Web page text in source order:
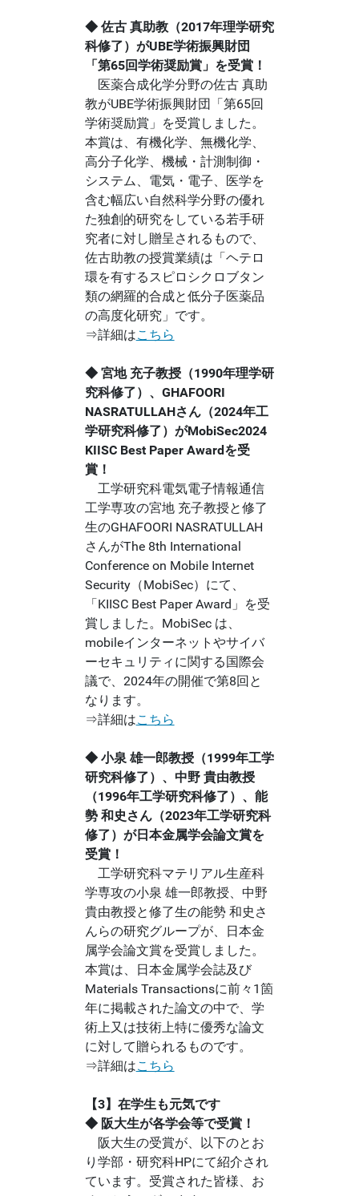
◆ 佐古 真助教（2017年理学研究
科修了）がUBE学術振興財団
「第65回学術奨励賞」を受賞！
医薬合成化学分野の佐古 真助
教がUBE学術振興財団「第65回
学術奨励賞」を受賞しました。
本賞は、有機化学、無機化学、
高分子化学、機械・計測制御・
システム、電気・電子、医学を
含む幅広い自然科学分野の優れ
た独創的研究をしている若手研
究者に対し贈呈されるもので、
佐古助教の授賞業績は「ヘテロ
環を有するスピロシクロブタン
類の網羅的合成と低分子医薬品
の高度化研究」です。
⇒詳細はこちら
◆ 宮地 充子教授（1990年理学研
究科修了）、GHAFOORI
NASRATULLAHさん（2024年工
学研究科修了）がMobiSec2024
KIISC Best Paper Awardを受
賞！
工学研究科電気電子情報通信
工学専攻の宮地 充子教授と修了
生のGHAFOORI NASRATULLAH
さんがThe 8th International
Conference on Mobile Internet
Security（MobiSec）にて、
「KIISC Best Paper Award」を受
賞しました。MobiSec は、
mobileインターネットやサイバ
ーセキュリティに関する国際会
議で、2024年の開催で第8回と
なります。
⇒詳細はこちら
◆ 小泉 雄一郎教授（1999年工学
研究科修了）、中野 貴由教授
（1996年工学研究科修了）、能
勢 和史さん（2023年工学研究科
修了）が日本金属学会論文賞を
受賞！
工学研究科マテリアル生産科
学専攻の小泉 雄一郎教授、中野
貴由教授と修了生の能勢 和史さ
んらの研究グループが、日本金
属学会論文賞を受賞しました。
本賞は、日本金属学会誌及び
Materials Transactionsに前々1箇
年に掲載された論文の中で、学
術上又は技術上特に優秀な論文
に対して贈られるものです。
⇒詳細はこちら
【3】在学生も元気です
◆ 阪大生が各学会等で受賞！
阪大生の受賞が、以下のとお
り学部・研究科HPにて紹介され
ています。受賞された皆様、お